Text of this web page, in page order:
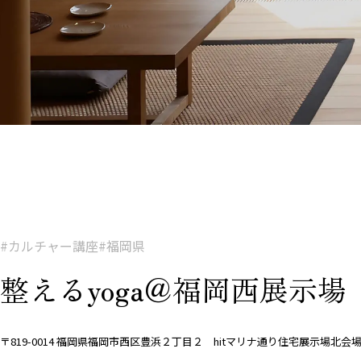
#カルチャー講座#福岡県
整えるyoga＠福岡西展示場
〒819-0014 福岡県福岡市西区豊浜２丁目２ hitマリナ通り住宅展示場北会場